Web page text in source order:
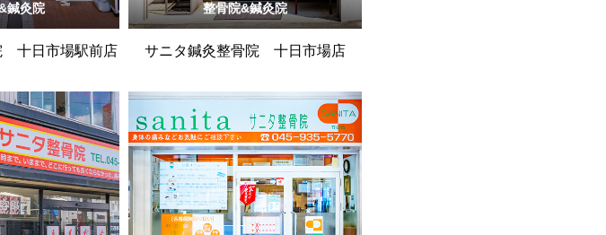
鍼灸院
十日市場駅前店
整骨院&鍼灸院
サニタ鍼灸整骨院 十日市場店